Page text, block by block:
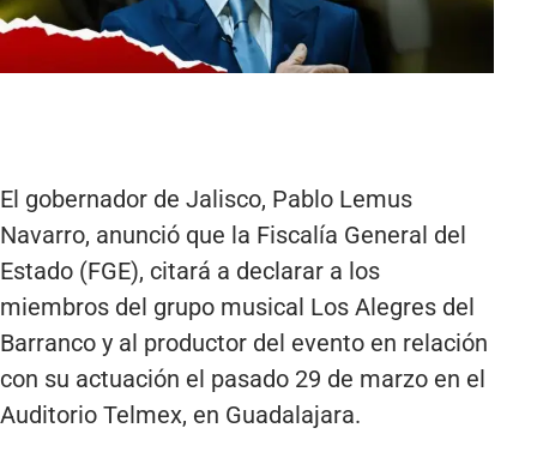
El gobernador de Jalisco, Pablo Lemus
Navarro, anunció que la Fiscalía General del
Estado (FGE), citará a declarar a los
miembros del grupo musical Los Alegres del
Barranco y al productor del evento en relación
con su actuación el pasado 29 de marzo en el
Auditorio Telmex, en Guadalajara.